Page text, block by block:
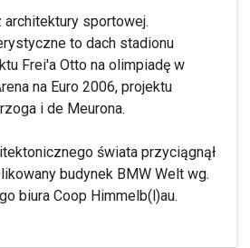
architektury sportowej.
to dach stadionu
Frei'a Otto na olimpiadę w
na Euro 2006, projektu
i de Meurona.
świata przyciągnął
budynek BMW Welt wg.
biura Coop Himmelb(l)au.